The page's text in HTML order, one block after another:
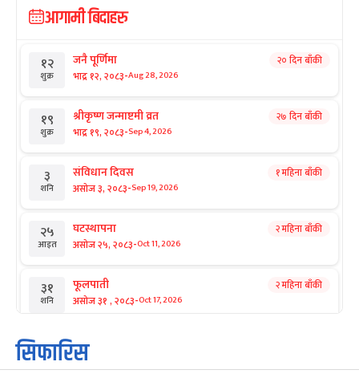
आगामी बिदाहरु
१२
शुक्र
जनै पूर्णिमा
भाद्र १२, २०८३-Aug 28, 2026
२० दिन बाँकी
१९
शुक्र
श्रीकृष्ण जन्माष्टमी व्रत
भाद्र १९, २०८३-Sep 4, 2026
२७ दिन बाँकी
३
शनि
संविधान दिवस
असोज ३, २०८३-Sep 19, 2026
१ महिना बाँकी
२५
आइत
घटस्थापना
असोज २५, २०८३-Oct 11, 2026
२ महिना बाँकी
३१
शनि
फूलपाती
असोज ३१ , २०८३-Oct 17, 2026
२ महिना बाँकी
१
आइत
कार्तिक सङ्क्रान्ति
कार्तिक १, २०८३
सिफारिस